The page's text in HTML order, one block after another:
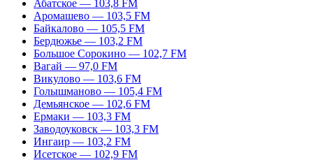
Абатское — 103,8 FM
Аромашево — 103,5 FM
Байкалово — 105,5 FM
Бердюжье — 103,2 FM
Большое Сорокино — 102,7 FM
Вагай — 97,0 FM
Викулово — 103,6 FM
Голышманово — 105,4 FM
Демьянское — 102,6 FM
Ермаки — 103,3 FM
Заводоуковск — 103,3 FM
Ингаир — 103,2 FM
Исетское — 102,9 FM